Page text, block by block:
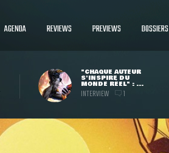
AGENDA REVIEWS PREVIEWS DOSSIERS
"CHAQUE AUTEUR
S'INSPIRE DU
MONDE RÉEL" : ...
INTERVIEW 1